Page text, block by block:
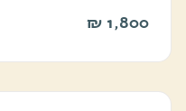
1,800
₪